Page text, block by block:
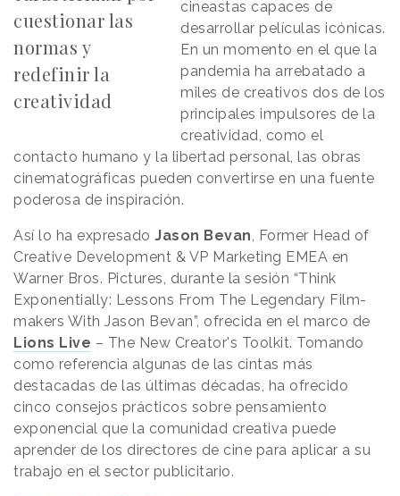
cuestionar las
normas y
redefinir la
creatividad
cineastas capaces de
desarrollar películas icónicas.
En un momento en el que la
pandemia ha arrebatado a
miles de creativos dos de los
principales impulsores de la
creatividad, como el
contacto humano y la libertad personal, las obras
cinematográficas pueden convertirse en una fuente
poderosa de inspiración.
Así lo ha expresado Jason Bevan, Former Head of
Creative Development & VP Marketing EMEA en
Warner Bros. Pictures, durante la sesión “Think
Exponentially: Lessons From The Legendary Film-
makers With Jason Bevan”, ofrecida en el marco de
Lions Live – The New Creator's Toolkit. Tomando
como referencia algunas de las cintas más
destacadas de las últimas décadas, ha ofrecido
cinco consejos prácticos sobre pensamiento
exponencial que la comunidad creativa puede
aprender de los directores de cine para aplicar a su
trabajo en el sector publicitario.